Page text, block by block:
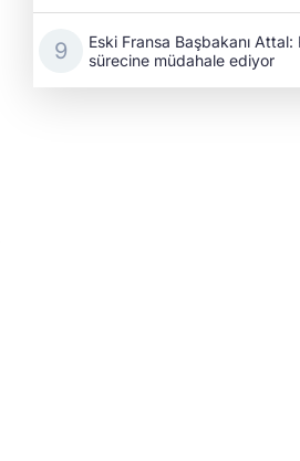
Eski Fransa Başbakanı
sürecine müdahale ediyor